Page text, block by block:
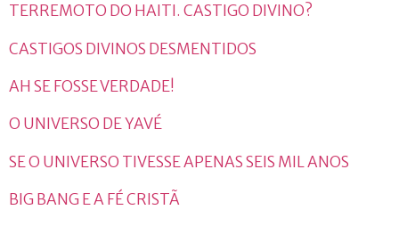
TERREMOTO DO HAITI. CASTIGO DIVINO?
CASTIGOS DIVINOS DESMENTIDOS
AH SE FOSSE VERDADE!
O UNIVERSO DEYAVÉ
SE O UNIVERSO TIVESSE APENAS SEIS MIL ANOS
BIG BANG E A FÉ CRISTÃ